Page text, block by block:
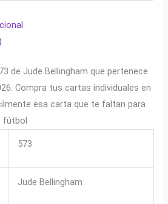
de Jude Bellingham que pertenece
Compra tus cartas individuales en
esa carta que te faltan para
fútbol
573
Jude Bellingham